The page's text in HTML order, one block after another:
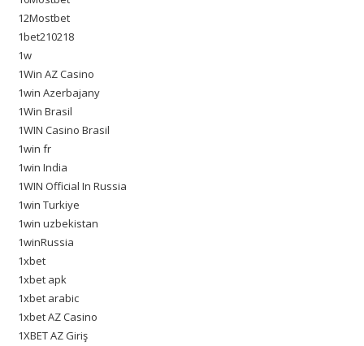
12Mostbet
1bet210218
1w
1Win AZ Casino
1win Azerbajany
1Win Brasil
1WIN Casino Brasil
1win fr
1win India
1WIN Official In Russia
1win Turkiye
1win uzbekistan
1winRussia
1xbet
1xbet apk
1xbet arabic
1xbet AZ Casino
1XBET AZ Giriş